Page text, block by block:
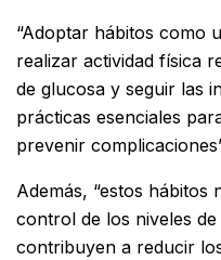
“Adoptar hábitos como
realizar actividad física
de glucosa y seguir las
prácticas esenciales
prevenir
Además, “estos
control de los niveles
contribuyen a reducir